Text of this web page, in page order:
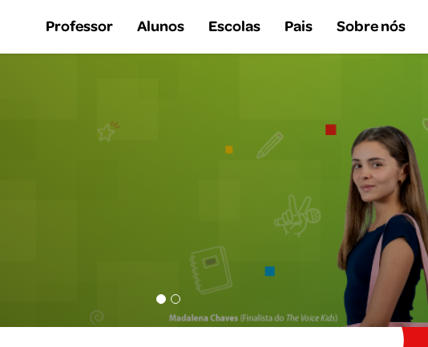
Professor Alunos Escolas Pais Sobre nós